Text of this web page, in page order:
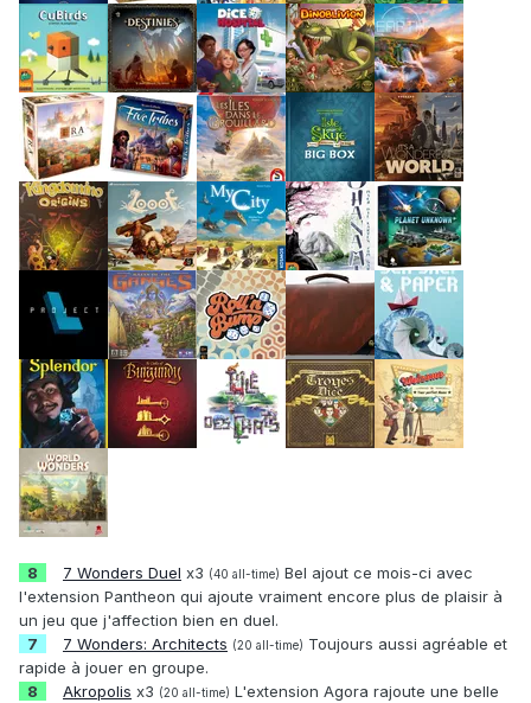
8 7 Wonders Duel x3 (40 all-time) Bel ajout ce mois-ci avec
l'extension Pantheon qui ajoute vraiment encore plus de plaisir à
un jeu que j'affection bien en duel.
7
7 Wonders: Architects (20 all-time) Toujours aussi agréable et
rapide à jouer en groupe.
8
Akropolis x3 (20 all-time) L'extension Agora rajoute une belle